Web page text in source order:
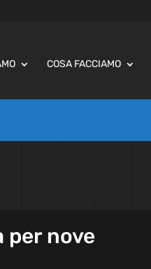
COSA FACCIAMO
per nove